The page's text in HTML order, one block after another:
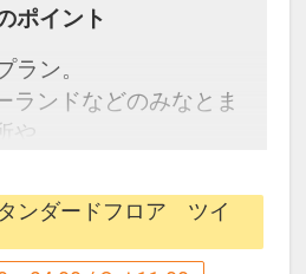
ポイント
ラン。
ランドなどのみなとま
、
ットが充実！
お越しください。
ンダードフロア ツイ